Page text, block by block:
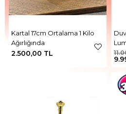
Kartal 17cm Ortalama 1 Kilo
Ağırlığında
2.500,00 TL